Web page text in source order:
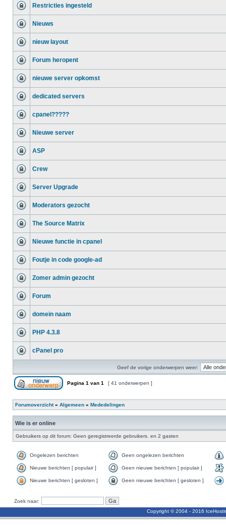
Restricties ingesteld
Nieuws
nieuw layout
Forum heropent
nieuwe server opkomst
dedicated servers
cpanel?????
Nieuwe server
ASP
Crew
Server Upgrade
Moderators gezocht
The Source Matrix
Nieuwe functie in cpanel
Foutje in code google-ad
Zomer admin gezocht
Forum
domein naam
PHP 4.3.8
cPanel pro
Geef de vorige onderwerpen weer:
Pagina 1 van 1 [ 41 onderwerpen ]
Forumoverzicht» Algemeen » Mededelingen
Wie is er online
Gebruikers op dit forum: Geen geregistreerde gebruikers. en 2 gasten
Ongelezen berichten Geen ongelezen berichten
Nieuwe berichten [ populair ] Geen nieuwe berichten [ populair ]
Nieuwe berichten [ gesloten ] Geen nieuwe berichten [ gesloten ]
Zoek naar:
Copyright © 2004 - 2016